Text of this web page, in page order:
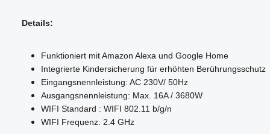
Details:
Funktioniert mit Amazon Alexa und Google Home
Integrierte Kindersicherung für erhöhten Berührungsschutz
Eingangsnennleistung: AC 230V/ 50Hz
Ausgangsnennleistung: Max. 16A / 3680W
WIFI Standard : WIFI 802.11 b/g/n
WIFI Frequenz: 2.4 GHz